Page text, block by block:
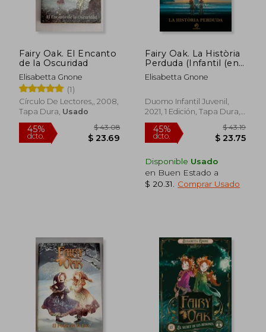
45%
dcto. $ 21.83
45%
dcto. $
Fairy Oak. El Encanto
de la Oscuridad
Elisabetta Gnone
(1)
Círculo De Lectores,, 2008,
Tapa Dura, Usado
Fairy Oak. La Història
Perduda (Infantil (en
Catalán)
Elisabetta Gnone
Duomo Infantil Juvenil,
2021, 1 Edición, Tapa Dura,
Nuevo
Disponible Usado
en Buen Estado a
$ 20.31
Comprar Usado